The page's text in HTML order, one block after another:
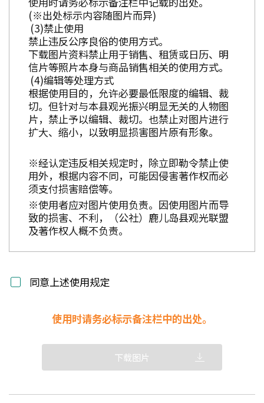
(※出处标示内容随图片而异)
禁止使用
禁止违反公序良俗的使用方式。
下载图片资料禁止用于销售、租赁或日历、明
信片等照片本身与商品销售相关的使用方式。
编辑等处理方式
根据使用目的，允许必要最低限度的编辑、裁
切。但针对与本县观光振兴明显无关的人物图
片，禁止予以编辑、裁切。也禁止对图片进行
扩大、缩小，以致明显损害图片原有形象。
※经认定违反相关规定时，除立即勒令禁止使
用外，根据内容不同，可能因侵害著作权而必
须支付损害赔偿等。
※使用者应对图片使用负责。因使用图片而导
致的损害、不利，（公社）鹿儿岛县观光联盟
及著作权人概不负责。
同意上述使用规定
使用时请务必标示备注栏中的出处。
下载图片